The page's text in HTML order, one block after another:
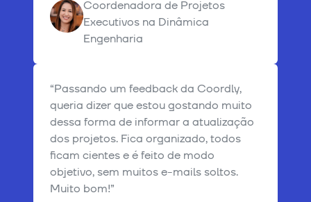
Coordenadora de Projetos
Executivos na Dinâmica
Engenharia
“Passando um feedback da Coordly,
queria dizer que estou gostando muito
dessa forma de informar a atualização
dos projetos. Fica organizado, todos
ficam cientes e é feito de modo
objetivo, sem muitos e-mails soltos.
Muito bom!”